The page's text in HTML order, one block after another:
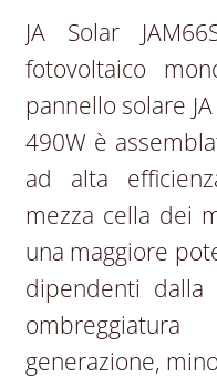
JA Solar
fotovoltaico
pannello solare
490W è
ad alta
mezza cella dei
una maggiore
dipendenti
generazione,